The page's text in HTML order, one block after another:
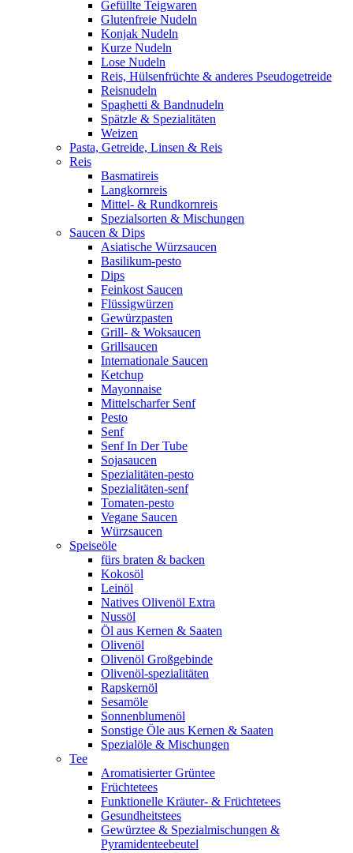
Gefüllte Teigwaren
Glutenfreie Nudeln
Konjak Nudeln
Kurze Nudeln
Lose Nudeln
Reis, Hülsenfrüchte & anderes Pseudogetreide
Reisnudeln
Spaghetti & Bandnudeln
Spätzle & Spezialitäten
Weizen
Pasta, Getreide, Linsen & Reis
Reis
Basmatireis
Langkornreis
Mittel- & Rundkornreis
Spezialsorten & Mischungen
Saucen & Dips
Asiatische Würzsaucen
Basilikum-pesto
Dips
Feinkost Saucen
Flüssigwürzen
Gewürzpasten
Grill- & Woksaucen
Grillsaucen
Internationale Saucen
Ketchup
Mayonnaise
Mittelscharfer Senf
Pesto
Senf
Senf In Der Tube
Sojasaucen
Spezialitäten-pesto
Spezialitäten-senf
Tomaten-pesto
Vegane Saucen
Würzsaucen
Speiseöle
fürs braten & backen
Kokosöl
Leinöl
Natives Olivenöl Extra
Nussöl
Öl aus Kernen & Saaten
Olivenöl
Olivenöl Großgebinde
Olivenöl-spezialitäten
Rapskernöl
Sesamöle
Sonnenblumenöl
Sonstige Öle aus Kernen & Saaten
Spezialöle & Mischungen
Tee
Aromatisierter Grüntee
Früchtetees
Funktionelle Kräuter- & Früchtetees
Gesundheitstees
Gewürztee & Spezialmischungen &
Pyramidenteebeutel